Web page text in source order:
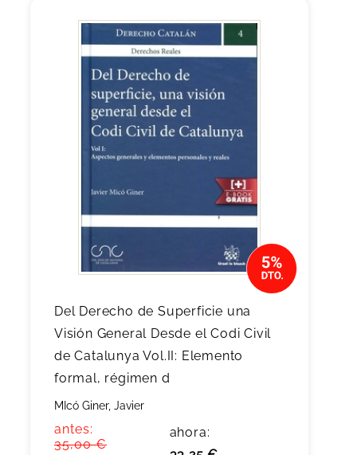
Del Derecho de Superficie una
Visión General Desde el Codi Civil
de Catalunya Vol.II: Elemento
formal, régimen d
MIcó Giner, Javier
antes:
35,00 €
ahora: